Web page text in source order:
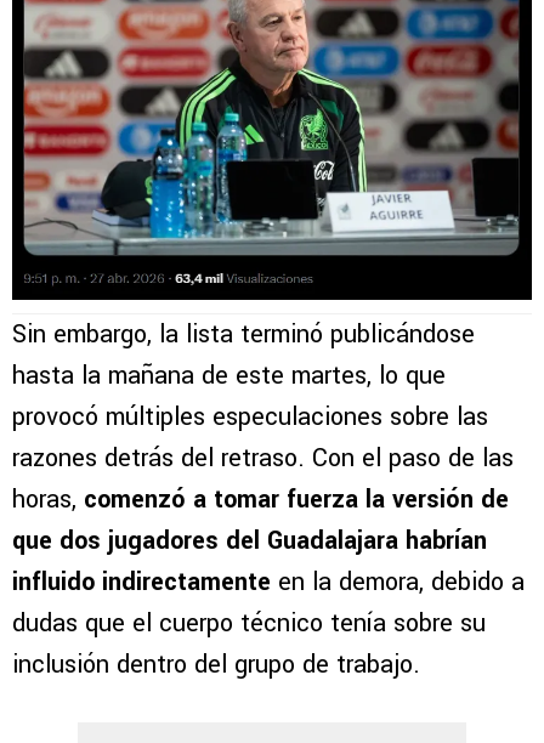
Sin embargo, la lista terminó publicándose
hasta la mañana de este martes, lo que
provocó múltiples especulaciones sobre las
razones detrás del retraso. Con el paso de las
horas, comenzó a tomar fuerza la versión de
que dos jugadores del Guadalajara habrían
influido indirectamente en la demora, debido a
dudas que el cuerpo técnico tenía sobre su
inclusión dentro del grupo de trabajo.